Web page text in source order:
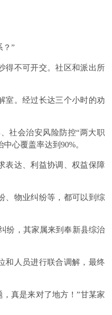
？”
得不可开交。社区和派出所
室。经过长达三个小时的劝
社会治安风险防控“两大职
心覆盖率达到90%。
表达、利益协调、权益保障
、物业纠纷等，都可以到综
纷，其家属来到奉新县综治
和人员进行联合调解，最终
真是来对了地方！”甘某家